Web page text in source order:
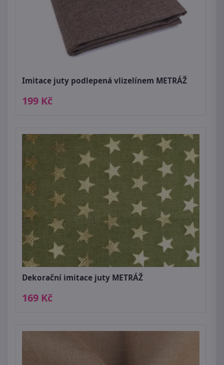
Imitace juty podlepená vlizelínem METRÁŽ
199 Kč
Dekorační imitace juty METRÁŽ
169 Kč